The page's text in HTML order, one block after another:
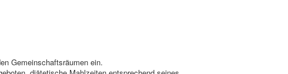
Gemeinschaftsräumen ein.